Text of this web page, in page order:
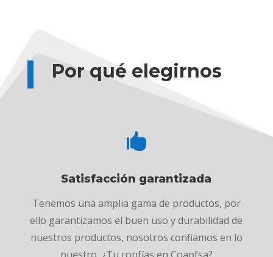
Por qué elegirnos

Satisfacción garantizada
Tenemos una amplia gama de productos, por
ello garantizamos el buen uso y durabilidad de
nuestros productos, nosotros confiamos en lo